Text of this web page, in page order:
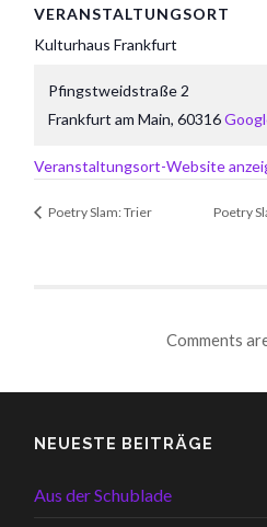
VERANSTALTUNGSORT
Kulturhaus Frankfurt
Pfingstweidstraße 2
Frankfurt am Main, 60316
Veranstaltungsort-Website
Poetry Slam: Trier Poetry
Comments
NEUESTE BEITRÄGE
Aus der Schublade